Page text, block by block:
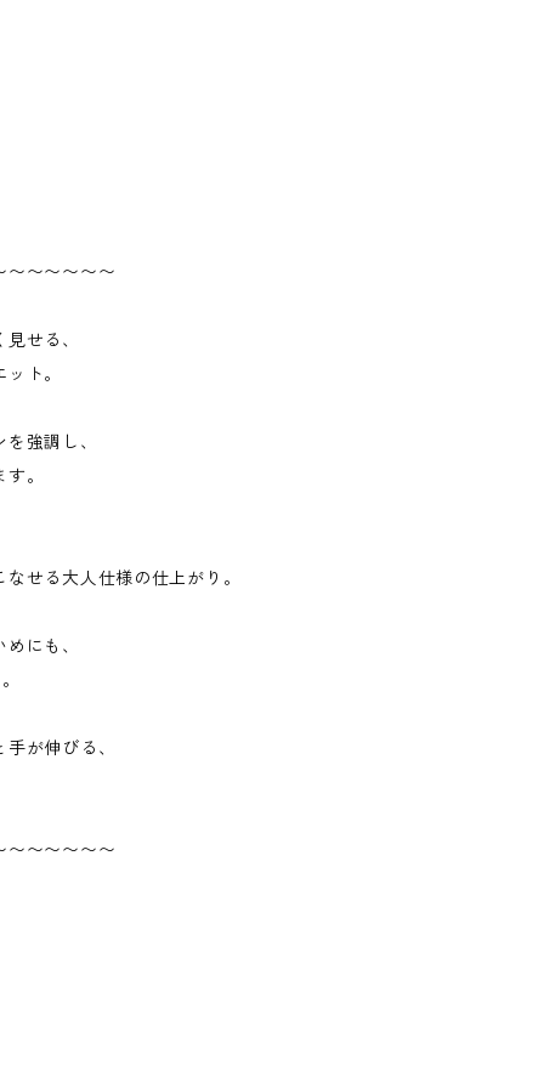
〜〜〜〜〜〜
せる、
ト。
強調し、
。
せる大人仕様の仕上がり。
にも、
が伸びる、
〜〜〜〜〜〜